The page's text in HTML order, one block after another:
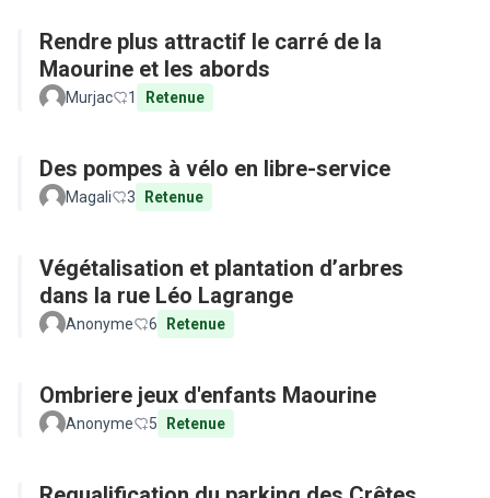
Rendre plus attractif le carré de la
Maourine et les abords
Murjac 1 Retenue
Des pompes à vélo en libre-service
Magali 3 Retenue
Végétalisation et plantation d’arbres
dans la rue Léo Lagrange
Anonyme 6 Retenue
Ombriere jeux d'enfants Maourine
Anonyme 5 Retenue